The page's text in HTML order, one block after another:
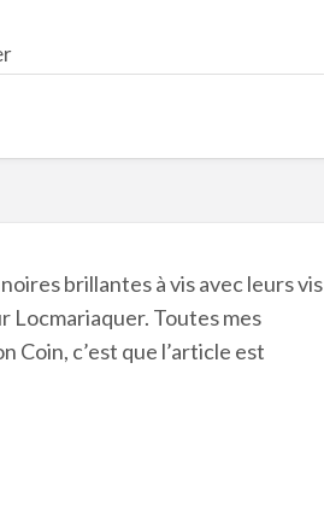
brillantes à vis avec leurs vis
Locmariaquer. Toutes mes
Coin, c’est que l’article est